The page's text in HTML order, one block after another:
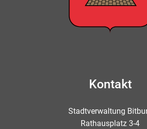
Kontakt
Stadtverwaltung
Rathausplatz 3-4